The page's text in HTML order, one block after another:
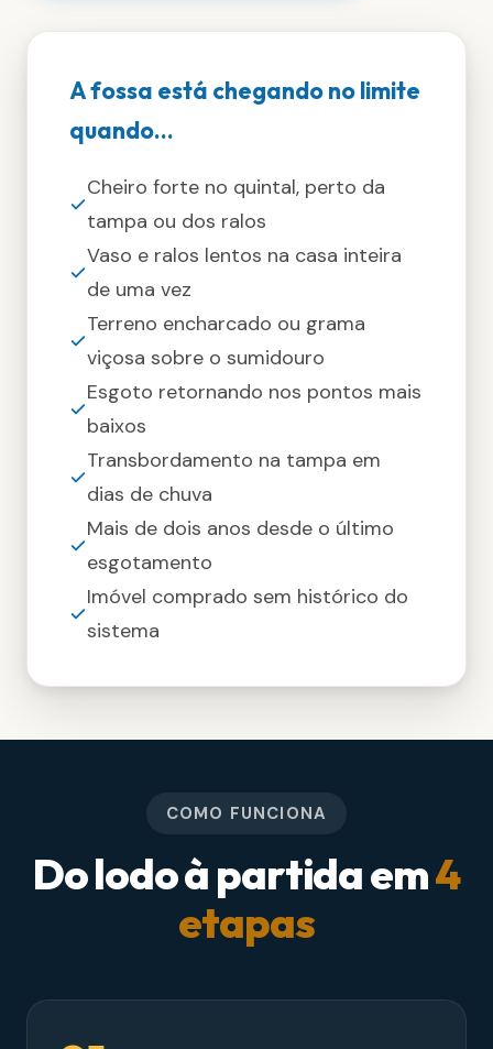
A fossa está chegando no limite
quando...
Cheiro forte no quintal, perto da
tampa ou dos ralos
Vaso e ralos lentos na casa inteira
de uma vez
Terreno encharcado ou grama
viçosa sobre o sumidouro
Esgoto retornando nos pontos mais
baixos
Transbordamento na tampa em
dias de chuva
Mais de dois anos desde o último
esgotamento
Imóvel comprado sem histórico do
sistema
COMO FUNCIONA
Do lodo à partida em4
etapas